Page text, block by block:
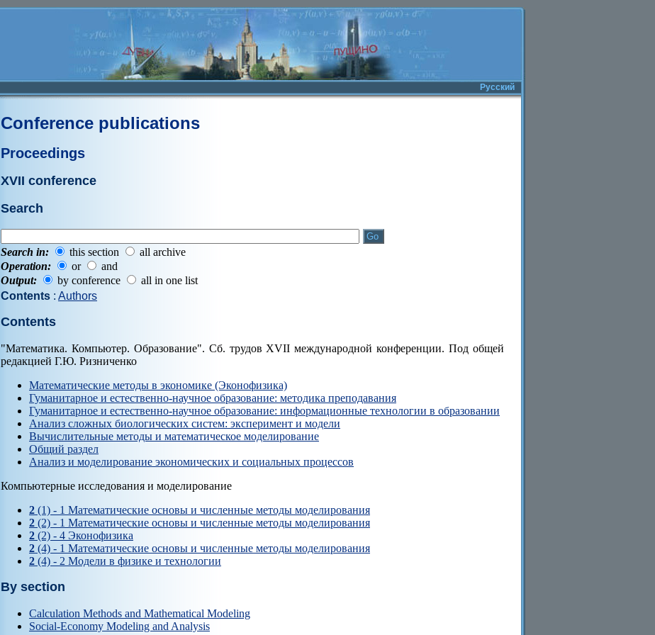
Русский
Conference publications
Proceedings
XVII conference
Search
Search in: this section
all archive
Operation:
or
and
Output:
by conference
all in one list
Contents : Authors
Contents
"Математика. Компьютер. Образование". Cб. трудов XVII международной конференции. Под общей
редакцией Г.Ю. Ризниченко
Математические методы в экономике (Эконофизика)
Гуманитарное и естественно-научное образование: методика преподавания
Гуманитарное и естественно-научное образование: информационные технологии в образовании
Анализ сложных биологических систем: эксперимент и модели
Вычислительные методы и математическое моделирование
Общий раздел
Анализ и моделирование экономических и социальных процессов
Компьютерные исследования и моделирование
2 (1) - 1 Математические основы и численные методы моделирования
2 (2) - 1 Математические основы и численные методы моделирования
2 (2) - 4 Эконофизика
2 (4) - 1 Математические основы и численные методы моделирования
2 (4) - 2 Модели в физике и технологии
By section
Calculation Methods and Mathematical Modeling
Social-Economy Modeling and Analysis